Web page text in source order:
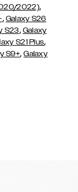
2022),
, Galaxy S26
S23, Galaxy
S21 Plus,
S9+,Galaxy